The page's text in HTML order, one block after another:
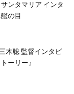
ンタマリア インタ
の目
木聡 監督インタビ
ーリー』